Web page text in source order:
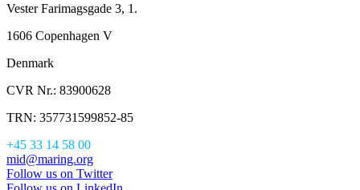
Vester Farimagsgade 3, 1.
1606 Copenhagen V
Denmark
CVR Nr.: 83900628
TRN: 357731599852-85
+45 33 14 58 00
mid@maring.org
Follow us on Twitter